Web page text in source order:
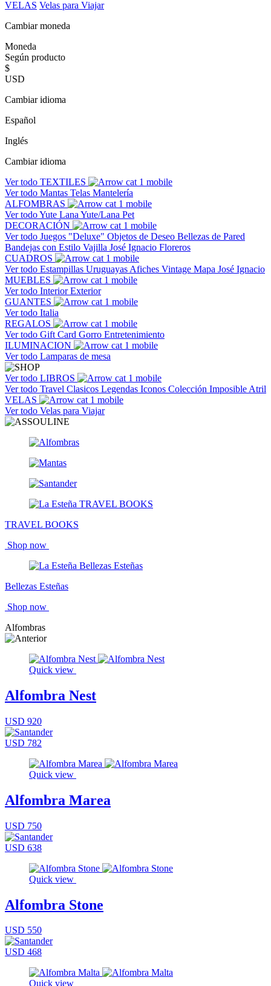
VELAS Velas para Viajar
Cambiar moneda
Moneda
Según producto
$
USD
Cambiar idioma
Español
Inglés
Cambiar idioma
Ver todo TEXTILES
Ver todo Mantas Telas Mantelería
ALFOMBRAS
Ver todoYute Lana Yute/Lana Pet
DECORACIÓN
Ver todo Juegos "Deluxe" Objetos de Deseo Bellezas de Pared
Bandejas con Estilo Vajilla José Ignacio Floreros
CUADROS
Ver todo Estampillas Uruguayas Afiches Vintage Mapa José Ignacio
MUEBLES
Ver todo InteriorExterior
GUANTES
Ver todo Italia
REGALOS
Ver todo Gift Card Gorro Entretenimiento
ILUMINACION
Ver todo Lamparas de mesa
Ver todo LIBROS
Ver todo Travel Clasicos Legendas Iconos Colección Imposible Atril
VELAS
Ver todo Velas para Viajar
TRAVEL BOOKS
Shop now
Bellezas Esteñas
Shop now
Alfombras
Quick view
Alfombra Nest
USD 920
USD 782
Quick view
Alfombra Marea
USD 750
USD 638
Quick view
Alfombra Stone
USD 550
USD 468
Quick view